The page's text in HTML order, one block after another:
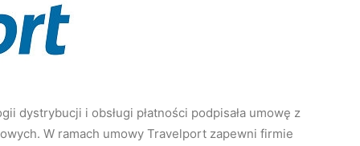
dystrybucji i obsługi płatności podpisała umowę z
W ramach umowy Travelport zapewni firmie